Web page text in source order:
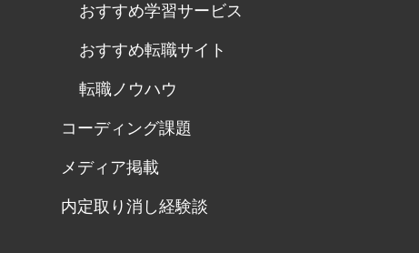
おすすめ学習サービス
おすすめ転職サイト
転職ノウハウ
コーディング課題
メディア掲載
内定取り消し経験談